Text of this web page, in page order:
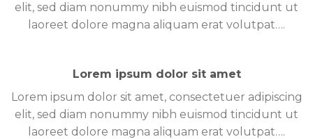
elit, sed diam nonummy nibh euismod tincidunt ut
laoreet dolore magna aliquam erat volutpat….
Lorem ipsum dolor sit amet
Lorem ipsum dolor sit amet, consectetuer adipiscing
elit, sed diam nonummy nibh euismod tincidunt ut
laoreet dolore magna aliquam erat volutpat….